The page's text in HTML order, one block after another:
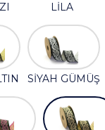
LİLA
SİYAH GÜMÜŞ